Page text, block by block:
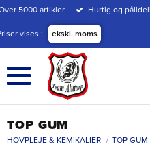
Menu
5000 artikler Hurtig og
vises ekskl. moms
TOP GUM
HOVPLEJE & KEMIKALIER TOP GUM